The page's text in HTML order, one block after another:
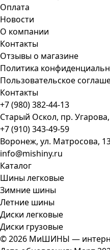
Оплата
Новости
О компании
Контакты
Отзывы о магазине
Политика
Пользовательское
Контакты
+7 (980) 382-44-13
Старый Оскол, пр.
+7 (910) 343-49-59
Воронеж, ул. Матросова,
info@mishiny.ru
Каталог
Шины легковые
Зимние шины
Летние шины
Диски легковые
Диски грузовые
© 2026 МиШИНЫ —